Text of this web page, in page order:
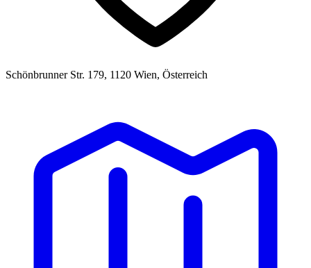
Schönbrunner Str. 179, 1120 Wien, Österreich